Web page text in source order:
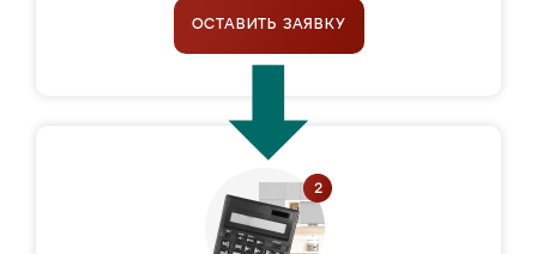
ОСТАВИТЬ ЗАЯВКУ